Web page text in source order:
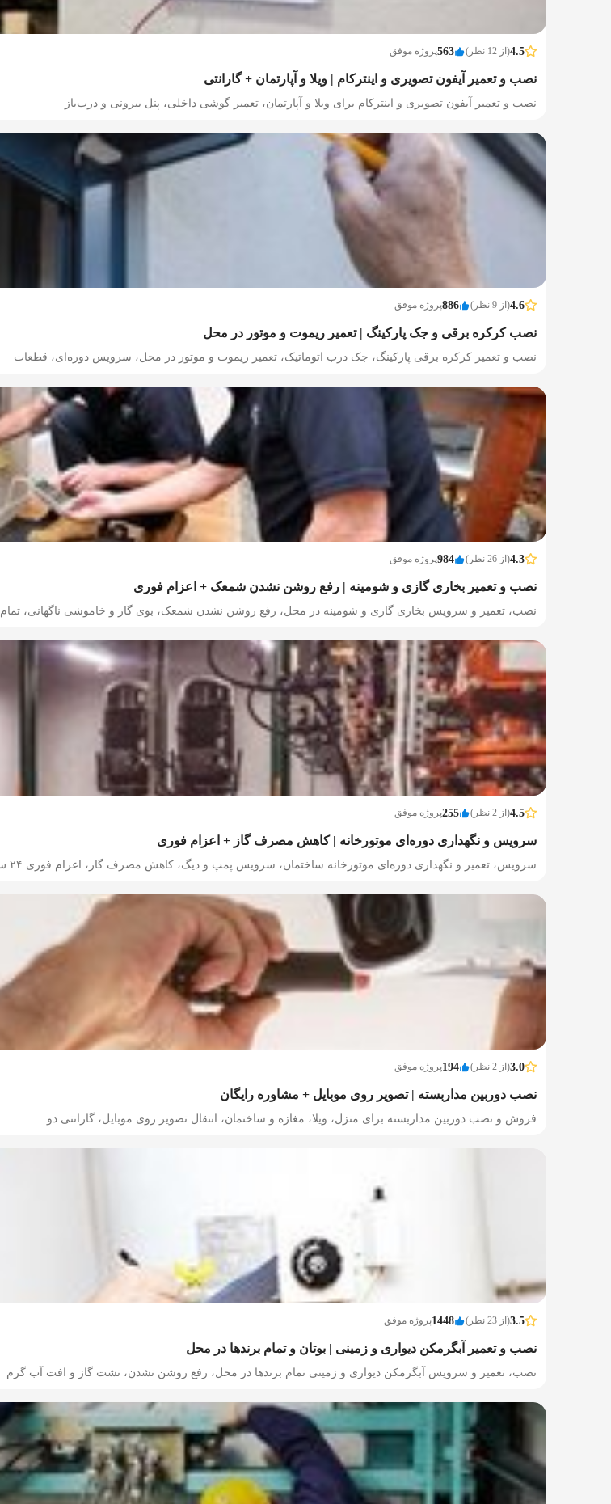
4.5(از 12 نظر) 563پروژه موفق
نصب و تعمیر آیفون تصویری و اینترکام | ویلا و آپارتمان + گارانتی
نصب و تعمیر آیفون تصویری و اینترکام برای ویلا و آپارتمان، تعمیر گوشی داخلی، پنل بیرونی و درب‌باز‌
4.6(از 9 نظر) 886پروژه موفق
نصب کرکره برقی و جک پارکینگ | تعمیر ریموت و موتور در محل
نصب و تعمیر کرکره برقی پارکینگ، جک درب اتوماتیک، تعمیر ریموت و موتور در محل، سرویس دوره‌ای، قطعات
4.3(از 26 نظر) 984پروژه موفق
نصب و تعمیر بخاری گازی و شومینه | رفع روشن نشدن شمعک + اعزام فوری
نصب، تعمیر و سرویس بخاری گازی و شومینه در محل، رفع روشن نشدن شمعک، بوی گاز و خاموشی ناگهانی، تمام
4.5(از 2 نظر) 255پروژه موفق
سرویس و نگهداری دوره‌ای موتورخانه | کاهش مصرف گاز + اعزام فوری
سرویس، تعمیر و نگهداری دوره‌ای موتورخانه ساختمان، سرویس پمپ و دیگ، کاهش مصرف گاز، اعزام فوری ۲۴ س
3.0(از 2 نظر) 194پروژه موفق
نصب دوربین مداربسته | تصویر روی موبایل + مشاوره رایگان
فروش و نصب دوربین مداربسته برای منزل، ویلا، مغازه و ساختمان، انتقال تصویر روی موبایل، گارانتی دو
3.5(از 23 نظر) 1448پروژه موفق
نصب و تعمیر آبگرمکن دیواری و زمینی | بوتان و تمام برندها در محل
نصب، تعمیر و سرویس آبگرمکن دیواری و زمینی تمام برندها در محل، رفع روشن نشدن، نشت گاز و افت آب گرم